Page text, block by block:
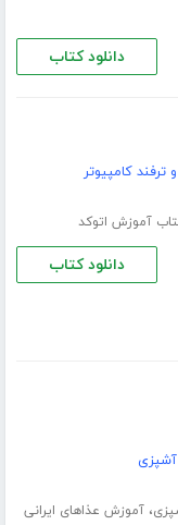
دانلود کتاب
کامپیوتر
آموزش اتوکد
دانلود کتاب
،آموزش عذاهای ایرانی